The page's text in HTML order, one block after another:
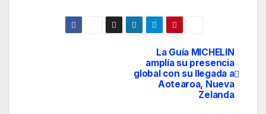
La Guía MICHELIN
amplía su presencia
global con su llegada a
Aotearoa, Nueva
Zelanda